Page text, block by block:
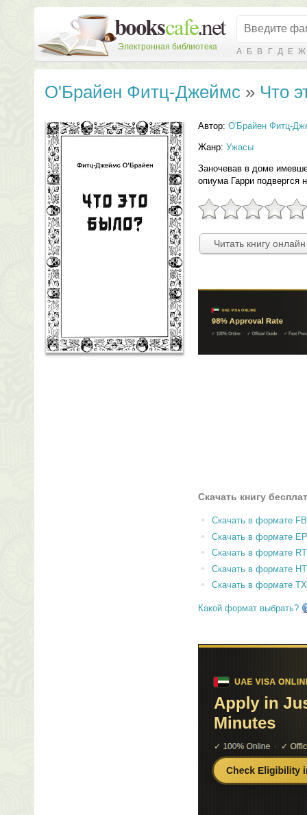
Электронная библиотека А Б В Г Д Е Ж
О'Брайен Фитц-Джеймс » Что
Автор: О'Брайен Фитц-
Жанр: Ужасы
Заночевав в доме
опиума Гарри подвергся
Читать книгу
Скачать книгу
Скачать в формате
Скачать в формате
Скачать в формате
Скачать в формате
Скачать в формате
Какой формат выбрать?